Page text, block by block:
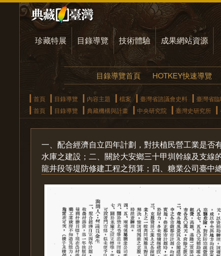
珍藏特展 目錄導覽 技術體驗 成果網站資源
目錄導覽首頁 HOTKEY快速導覽
首頁 目錄導覽 內容主題 檔案 臺灣省諮議會史料
臺灣省
首頁
目錄導覽 典藏機構與計畫 中央研究院 臺灣史研究所
一、配合經濟自立四年計劃，對扶植民營工業是
水庫之建設；二、關於大安鄉三十甲圳幹線及支
龍井段等堤防修建工程之預算；四、糖業公司臺中